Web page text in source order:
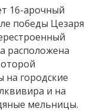
16-арочный
победы Цезаря
расположена
городские
и на
мельницы.